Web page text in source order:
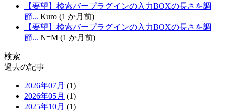
【要望】検索バープラグインの入力BOXの長さを調
節... Kuro (1 か月前)
【要望】検索バープラグインの入力BOXの長さを調
節... N=M (1 か月前)
検索
過去の記事
2026年07月 (1)
2026年05月 (1)
2025年10月 (1)